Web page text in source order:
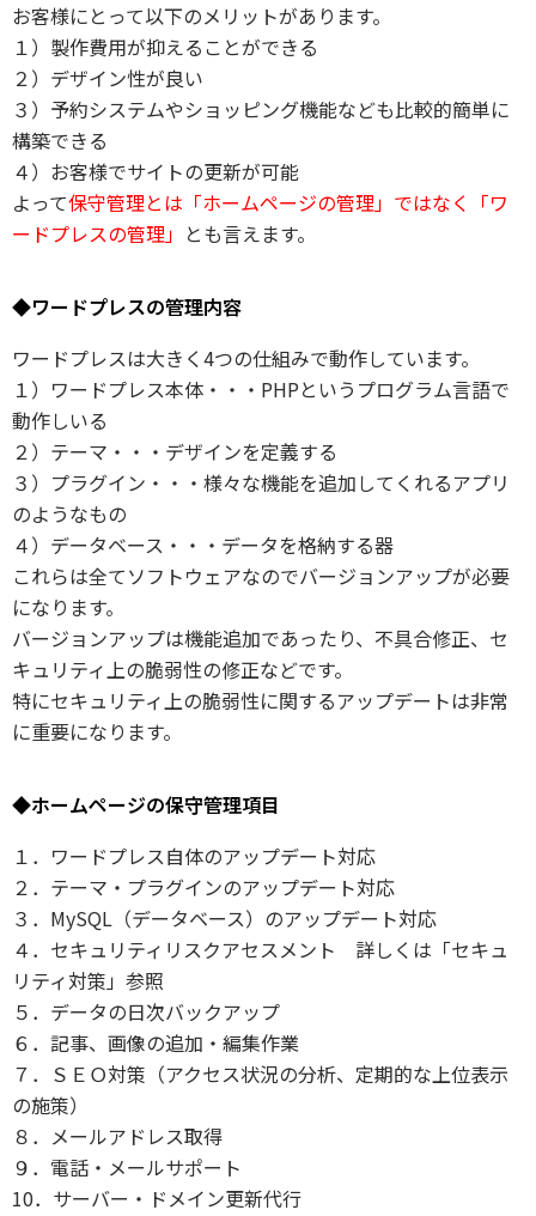
お客様にとって以下のメリットがあります。
１）製作費用が抑えることができる
２）デザイン性が良い
３）予約システムやショッピング機能なども比較的簡単に
構築できる
４）お客様でサイトの更新が可能
よって保守管理とは「ホームページの管理」ではなく「ワ
ードプレスの管理」 とも言えます。
◆ワードプレスの管理内容
ワードプレスは大きく4つの仕組みで動作しています。
１）ワードプレス本体・・・PHPというプログラム言語で
動作しいる
２）テーマ・・・デザインを定義する
３）プラグイン・・・様々な機能を追加してくれるアプリ
のようなもの
４）データベース・・・データを格納する器
これらは全てソフトウェアなのでバージョンアップが必要
になります。
バージョンアップは機能追加であったり、不具合修正、セ
キュリティ上の脆弱性の修正などです。
特にセキュリティ上の脆弱性に関するアップデートは非常
に重要になります。
◆ホームページの保守管理項目
１．ワードプレス自体のアップデート対応
２．テーマ・プラグインのアップデート対応
３．MySQL（データベース）のアップデート対応
４．セキュリティリスクアセスメント 詳しくは「セキュ
リティ対策」参照
５．データの日次バックアップ
６．記事、画像の追加・編集作業
７．ＳＥＯ対策（アクセス状況の分析、定期的な上位表示
の施策）
８．メールアドレス取得
９．電話・メールサポート
10．サーバー・ドメイン更新代行